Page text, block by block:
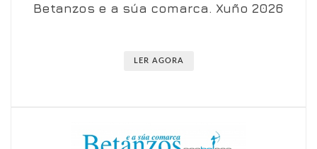
Ver en visor Ver en detalle
Betanzos e a súa comarca. Xuño 2026
LER AGORA